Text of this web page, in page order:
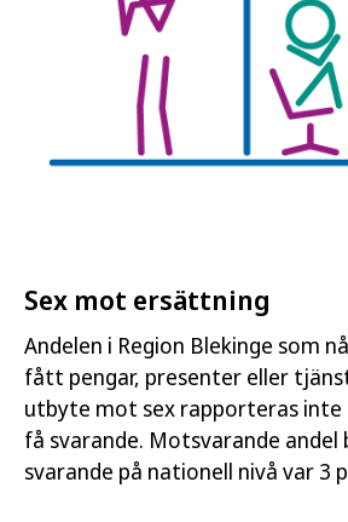
Sex mot ersättning
Andelen i Region Blekinge som
fått pengar, presenter eller
utbyte mot sex rapporteras inte
få svarande. Motsvarande andel
svarande på nationell nivå var 3